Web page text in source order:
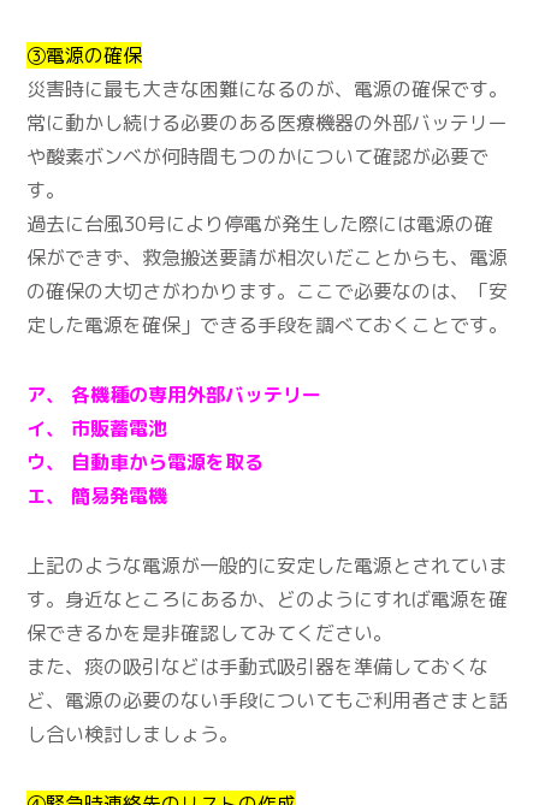
③電源の確保
災害時に最も大きな困難になるのが、電源の確保です。
常に動かし続ける必要のある医療機器の外部バッテリー
や酸素ボンベが何時間もつのかについて確認が必要で
す。
過去に台風30号により停電が発生した際には電源の確
保ができず、救急搬送要請が相次いだことからも、電源
の確保の大切さがわかります。ここで必要なのは、「安
定した電源を確保」できる手段を調べておくことです。
ア、 各機種の専用外部バッテリー
イ、 市販蓄電池
ウ、 自動車から電源を取る
エ、 簡易発電機
上記のような電源が一般的に安定した電源とされていま
す。身近なところにあるか、どのようにすれば電源を確
保できるかを是非確認してみてください。
また、痰の吸引などは手動式吸引器を準備しておくな
ど、電源の必要のない手段についてもご利用者さまと話
し合い検討しましょう。